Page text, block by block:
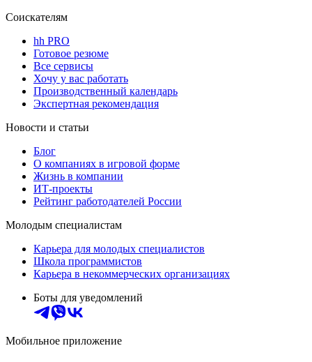
Соискателям
hh PRO
Готовое резюме
Все сервисы
Хочу у вас работать
Производственный календарь
Экспертная рекомендация
Новости и статьи
Блог
О компаниях в игровой форме
Жизнь в компании
ИТ-проекты
Рейтинг работодателей России
Молодым специалистам
Карьера для молодых специалистов
Школа программистов
Карьера в некоммерческих организациях
Боты для уведомлений
Мобильное приложение